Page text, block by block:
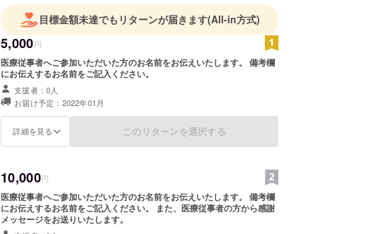
目標金額未達でもリターンが届きます(All-in方式)
5,000円
医療従事者へご参加いただいた方のお名前をお伝えいたします。 備考欄
にお伝えするお名前をご記入ください。
支援者：0人
お届け予定：2022年01月
詳細を見る このリターンを選択する
10,000円
医療従事者へご参加いただいた方のお名前をお伝えいたします。 備考欄
にお伝えするお名前をご記入ください。 また、医療従事者の方から感謝
メッセージをお送りいたします。